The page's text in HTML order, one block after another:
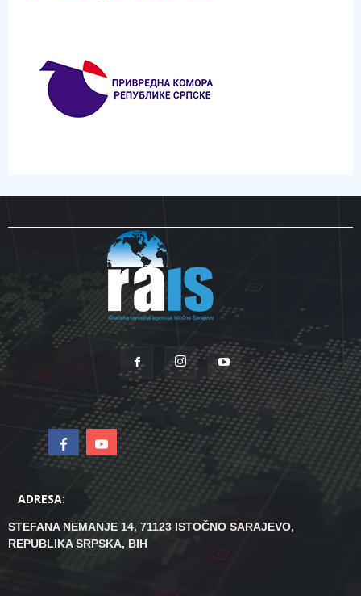
ADRESA:
STEFANA NEMANJE 14, 71123 ISTOČNO SARAJEVO,
REPUBLIKA SRPSKA, BIH